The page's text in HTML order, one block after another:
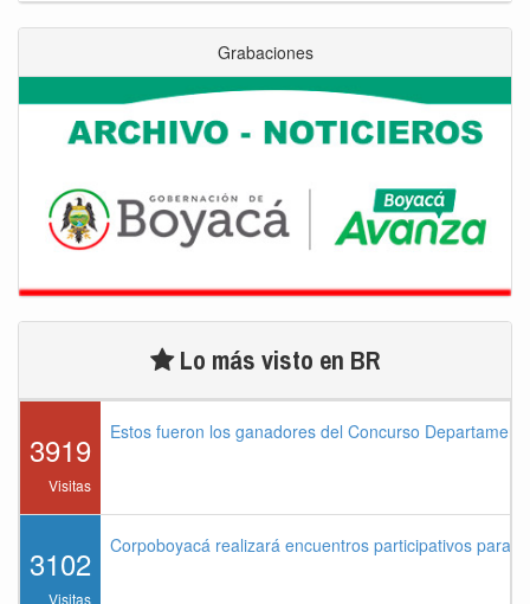
Grabaciones
Lo más visto en BR
3919
Visitas
Estos fueron los ganadores del Concurso
3102
Visitas
Corpoboyacá realizará encuentros participativos para